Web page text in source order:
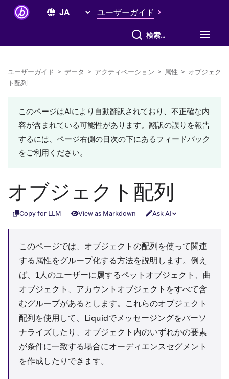
ユーザーガイド
すべて検索
ユーザーガイド > データ > アクティベーション > 属性 > オブジェク
ト配列
このページはAIにより自動翻訳されており、不正確な内
容が含まれている可能性があります。翻訳の誤りを報告
するには、ページ右側の目次の下にあるフィードバック
をご利用ください。
オブジェクト配列
Copy for LLM View as Markdown Ask AI
このページでは、オブジェクトの配列を使って関連
する属性をグループ化する方法を説明します。例え
ば、1人のユーザーに属するペットオブジェクト、曲
オブジェクト、アカウントオブジェクトをすべて含
むグループがあるとします。これらのオブジェクト
配列を使用して、Liquidでメッセージングをパーソ
ナライズしたり、オブジェクト内のいずれかの要素
が条件に一致する場合にオーディエンスセグメント
を作成したりできます。